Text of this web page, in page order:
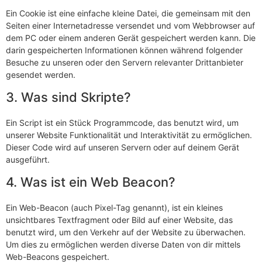
Ein Cookie ist eine einfache kleine Datei, die gemeinsam mit den
Seiten einer Internetadresse versendet und vom Webbrowser auf
dem PC oder einem anderen Gerät gespeichert werden kann. Die
darin gespeicherten Informationen können während folgender
Besuche zu unseren oder den Servern relevanter Drittanbieter
gesendet werden.
3. Was sind Skripte?
Ein Script ist ein Stück Programmcode, das benutzt wird, um
unserer Website Funktionalität und Interaktivität zu ermöglichen.
Dieser Code wird auf unseren Servern oder auf deinem Gerät
ausgeführt.
4. Was ist ein Web Beacon?
Ein Web-Beacon (auch Pixel-Tag genannt), ist ein kleines
unsichtbares Textfragment oder Bild auf einer Website, das
benutzt wird, um den Verkehr auf der Website zu überwachen.
Um dies zu ermöglichen werden diverse Daten von dir mittels
Web-Beacons gespeichert.